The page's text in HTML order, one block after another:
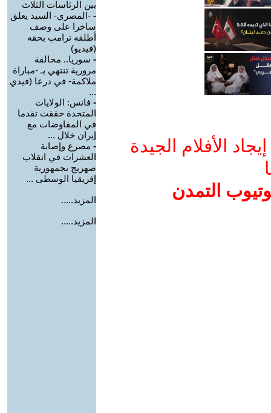
الأفلام الجيدة
التمدن
بين الرئاسات الثلاث
- -المصري- السيد يعلق
ساخرا على وصف
أطلقه ترامب بحقه
(فيديو)
- سوريا.. مخالفة
مرورية تنتهي بـ -مباراة
ملاكمة- في درعا (فيدي
...
- فانس: الولايات
المتحدة حققت تقدما
في المفاوضات مع
إيران خلال ...
- مصرع وإصابة
العشرات في انقلاب
صهريج بجمهورية
إفريقيا الوسطى ...
المزيد.....
المزيد.....